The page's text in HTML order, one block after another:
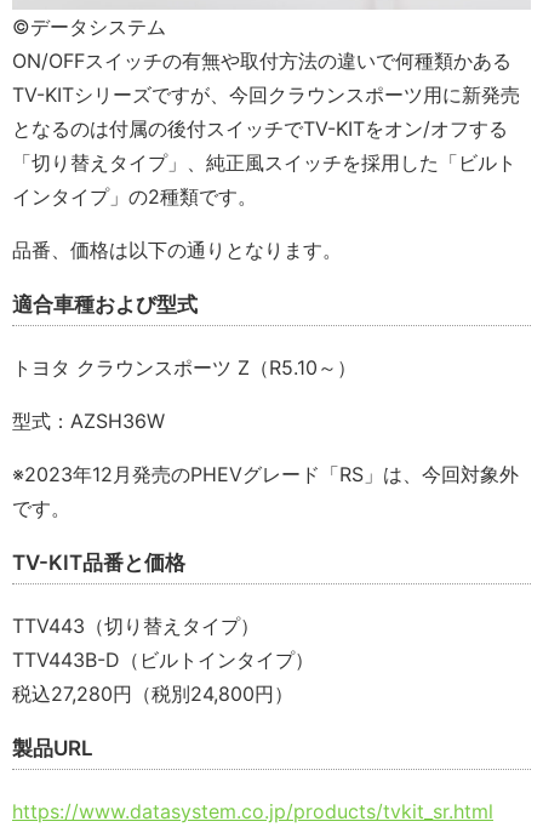
©データシステム
ON/OFFスイッチの有無や取付方法の違いで何種類かある
TV-KITシリーズですが、今回クラウンスポーツ用に新発売
となるのは付属の後付スイッチでTV-KITをオン/オフする
「切り替えタイプ」、純正風スイッチを採用した「ビルト
インタイプ」の2種類です。
品番、価格は以下の通りとなります。
適合車種および型式
トヨタ クラウンスポーツ Z（R5.10～）
型式：AZSH36W
※2023年12月発売のPHEVグレード「RS」は、今回対象外
です。
TV-KIT品番と価格
TTV443（切り替えタイプ）
TTV443B-D（ビルトインタイプ）
税込27,280円（税別24,800円）
製品URL
https://www.datasystem.co.jp/products/tvkit_sr.html